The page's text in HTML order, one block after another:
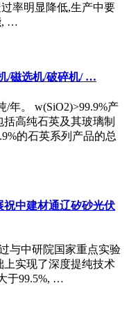
率明显降低,生产中要
, …
/磁选机/破碎机/ …
/年。 w(SiO2)>99.9%产
高纯石英及其玻璃制
的石英系列产品的总
中建材通辽矽砂光伏
与中研院国家重点实验
实现了深度提纯技术
于99.5%, …